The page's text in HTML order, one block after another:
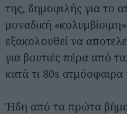
της, δημοφιλής για το
μοναδική
εξακολουθεί να
για βουτιές πέρα από
κατά τι 80s ατμόσφαιρα
Ήδη από τα πρώτα